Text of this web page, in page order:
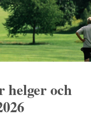
helger och